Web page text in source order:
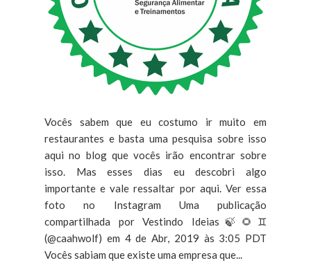
Vocês sabem que eu costumo ir muito em
restaurantes e basta uma pesquisa sobre isso
aqui no blog que vocês irão encontrar sobre
isso. Mas esses dias eu descobri algo
importante e vale ressaltar por aqui. Ver essa
foto no Instagram Uma publicação
compartilhada por Vestindo Ideias🍃🌻♊
(@caahwolf) em 4 de Abr, 2019 às 3:05 PDT
Vocês sabiam que existe uma empresa que...